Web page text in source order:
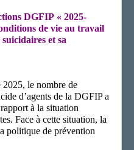
DGFIP « 2025-
de vie au travail
et sa
2025, le nombre de
d’agents de la DGFIP a
à la situation
Face à cette situation, la
politique de prévention